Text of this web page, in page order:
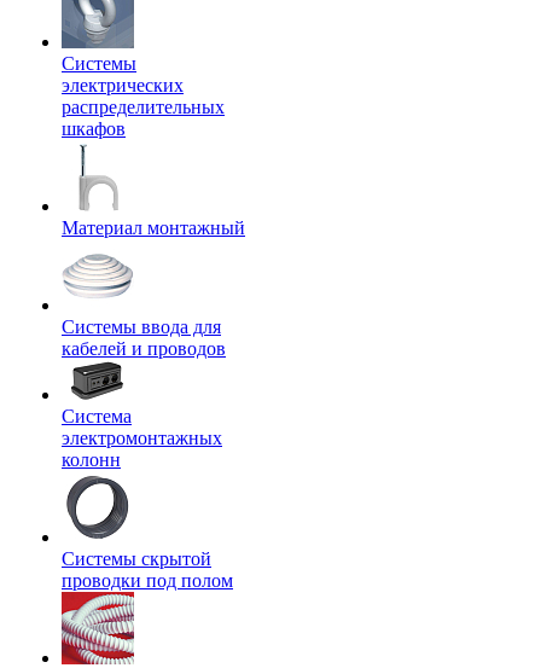
Системы
электрических
распределительных
шкафов
Материал монтажный
Системы ввода для
кабелей и проводов
Система
электромонтажных
колонн
Системы скрытой
проводки под полом